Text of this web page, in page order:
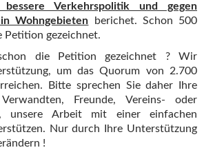
Verkehrspolitik und gegen
Wohngebieten berichet. Schon 500
Petition gezeichnet.
die Petition gezeichnet ? Wir
um das Quorum von 2.700
Bitte sprechen Sie daher Ihre
Verwandten, Freunde, Vereins- oder
unsere Arbeit mit einer einfachen
Nur durch Ihre Unterstützung
!